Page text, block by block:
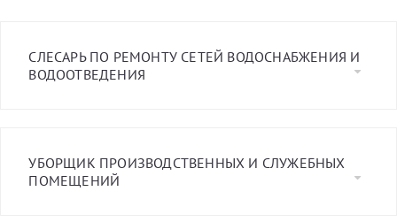
СЛЕСАРЬ ПО РЕМОНТУ СЕТЕЙ ВОДОСНАБЖЕНИЯ И
ВОДООТВЕДЕНИЯ
УБОРЩИК ПРОИЗВОДСТВЕННЫХ И СЛУЖЕБНЫХ
ПОМЕЩЕНИЙ